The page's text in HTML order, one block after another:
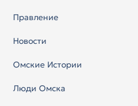
Правление
Новости
Омские Истории
Люди Омска